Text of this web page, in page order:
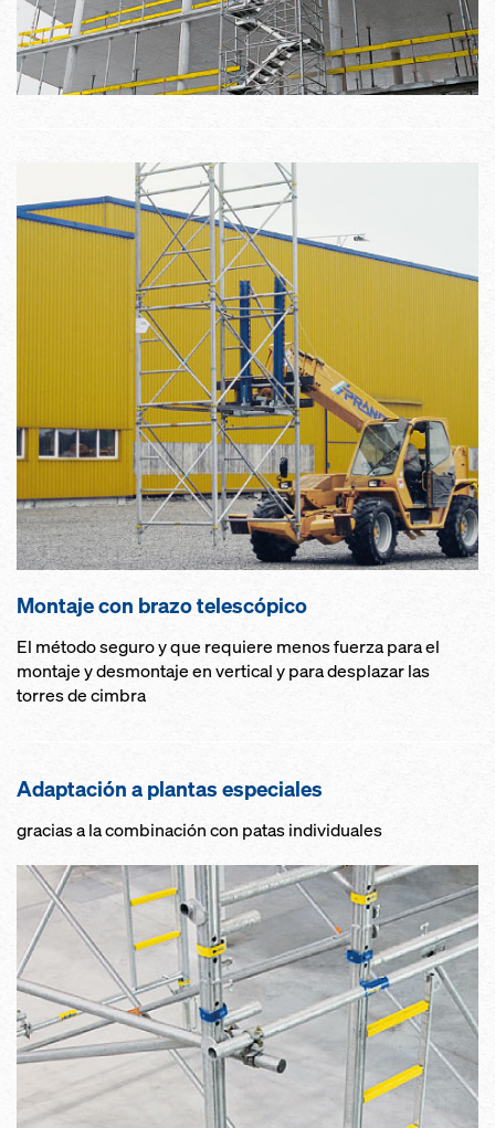
Montaje con brazo telescópico
El método seguro y que requiere menos fuerza para el
montaje y desmontaje en vertical y para desplazar las
torres de cimbra
Adaptación a plantas especiales
gracias a la combinación con patas individuales